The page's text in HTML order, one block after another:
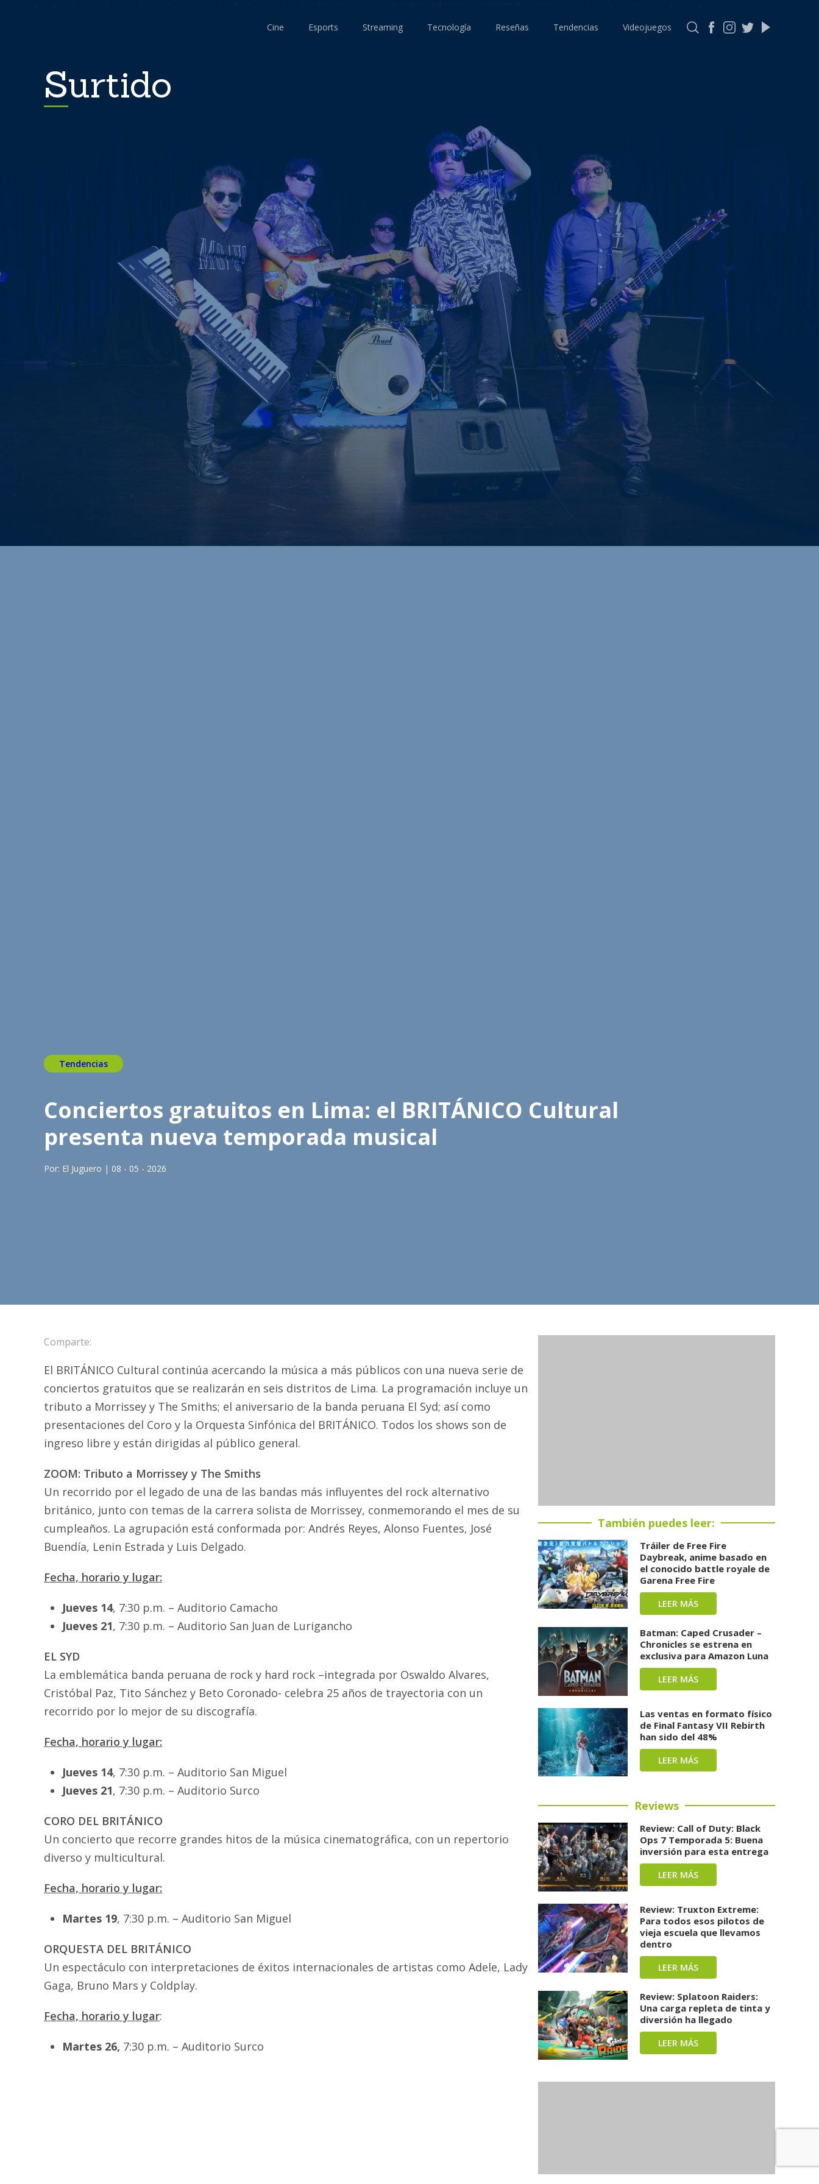
Cine Esports Streaming Tecnología Reseñas Tendencias Videojuegos
Surtido
Tendencias
Conciertos gratuitos en Lima: el BRITÁNICO Cultural
presenta nueva temporada musical
Por: El Juguero | 08 - 05 - 2026
Comparte:
El BRITÁNICO Cultural continúa acercando la música a más públicos con una nueva serie de
conciertos gratuitos que se realizarán en seis distritos de Lima. La programación incluye un
tributo a Morrissey y The Smiths; el aniversario de la banda peruana El Syd; así como
presentaciones del Coro y la Orquesta Sinfónica del BRITÁNICO. Todos los shows son de
ingreso libre y están dirigidas al público general.
ZOOM: Tributo a Morrissey y The Smiths
Un recorrido por el legado de una de las bandas más influyentes del rock alternativo
británico, junto con temas de la carrera solista de Morrissey, conmemorando el mes de su
cumpleaños. La agrupación está conformada por: Andrés Reyes, Alonso Fuentes, José
Buendía, Lenin Estrada y Luis Delgado.
Fecha, horario y lugar:
Jueves 14, 7:30 p.m. – Auditorio Camacho
Jueves 21, 7:30 p.m. – Auditorio San Juan de Lurigancho
EL SYD
La emblemática banda peruana de rock y hard rock –integrada por Oswaldo Alvares,
Cristóbal Paz, Tito Sánchez y Beto Coronado- celebra 25 años de trayectoria con un
recorrido por lo mejor de su discografía.
Fecha, horario y lugar:
Jueves 14, 7:30 p.m. – Auditorio San Miguel
Jueves 21, 7:30 p.m. – Auditorio Surco
CORO DEL BRITÁNICO
Un concierto que recorre grandes hitos de la música cinematográfica, con un repertorio
diverso y multicultural.
Fecha, horario y lugar:
Martes 19, 7:30 p.m. – Auditorio San Miguel
ORQUESTA DEL BRITÁNICO
Un espectáculo con interpretaciones de éxitos internacionales de artistas como Adele, Lady
Gaga, Bruno Mars y Coldplay.
Fecha, horario y lugar:
Martes 26, 7:30 p.m. – Auditorio Surco
También puedes leer:
Tráiler de Free Fire
Daybreak, anime basado en
el conocido battle royale de
Garena Free Fire
LEER MÁS
Batman: Caped Crusader –
Chronicles se estrena en
exclusiva para Amazon Luna
LEER MÁS
Las ventas en formato físico
de Final Fantasy VII Rebirth
han sido del 48%
LEER MÁS
Reviews
Review: Call of Duty: Black
Ops 7 Temporada 5: Buena
inversión para esta entrega
LEER MÁS
Review: Truxton Extreme:
Para todos esos pilotos de
vieja escuela que llevamos
dentro
LEER MÁS
Review: Splatoon Raiders:
Una carga repleta de tinta y
diversión ha llegado
LEER MÁS